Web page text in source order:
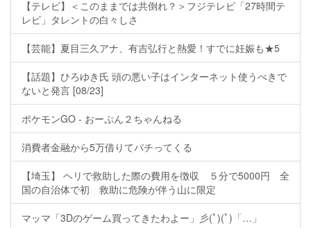
【テレビ】＜このままでは共倒れ？＞フジテレビ「27時間テ
レビ」タレントの白々しさ
【芸能】夏目三久アナ、有吉弘行と熱愛！すでに妊娠も★5
【話題】ひろゆき氏 頭の悪い子はインターネット使うべきで
ないと発言 [08/23]
ポケモンGO - おーぷん２ちゃんねる
消費者金融から5万借りてパチってくる
【埼玉】 ヘリで救助した際の費用を徴収 ５分で5000円 全
国の自治体で初 救助に危険が伴う山に限定
マッマ「3Dのゲーム買ってきたわよー」彡(ﾟ)(ﾟ)「…」